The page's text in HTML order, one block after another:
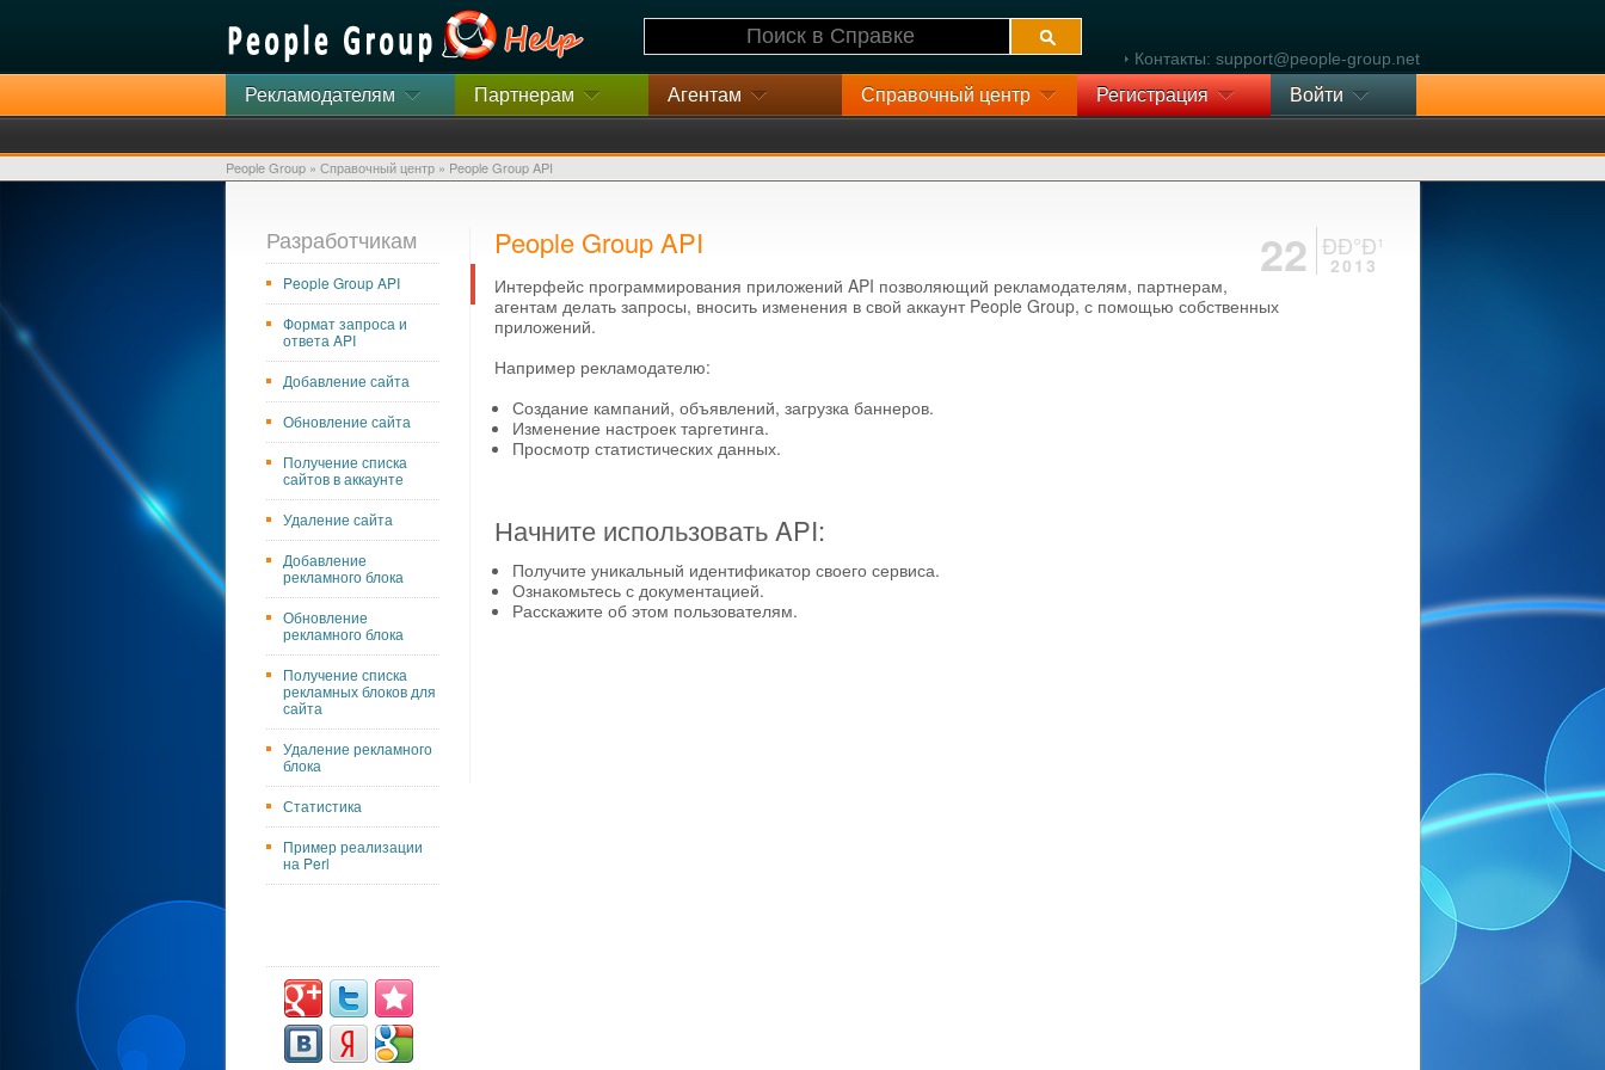
Контакты: support@people-group.net
Рекламодателям Партнерам Агентам Справочный центр Регистрация Войти
People Group » Справочный центр » People Group API
Разработчикам
People Group API
Формат запроса и
ответа API
Добавление сайта
Обновление сайта
Получение списка
сайтов в аккаунте
Удаление сайта
Добавление
рекламного блока
Обновление
рекламного блока
Получение списка
рекламных блоков для
сайта
Удаление рекламного
блока
Статистика
Пример реализации
на Perl
22 ÐÐ°Ð¹
2013
People Group API
Интерфейс программирования приложений API позволяющий рекламодателям, партнерам,
агентам делать запросы, вносить изменения в свой аккаунт People Group, с помощью собственных
приложений.
Например рекламодателю:
Создание кампаний, объявлений, загрузка баннеров.
Изменение настроек таргетинга.
Просмотр статистических данных.
Начните использовать API:
Получите уникальный идентификатор своего сервиса.
Ознакомьтесь с документацией.
Расскажите об этом пользователям.